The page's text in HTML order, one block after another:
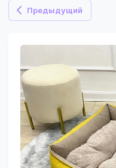
Предыдущий